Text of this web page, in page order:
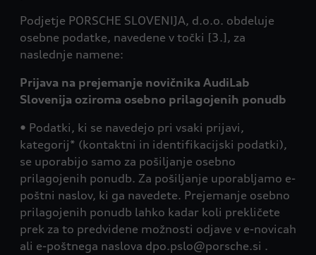
Podjetje PORSCHE SLOVENIJA, d.o.o. obdeluje
osebne podatke, navedene v točki [3.], za
naslednje namene:
Prijava na prejemanje novičnika AudiLab
Slovenija oziroma osebno prilagojenih ponudb
• Podatki, ki se navedejo pri vsaki prijavi,
kategorij* (kontaktni in identifikacijski podatki),
se uporabijo samo za pošiljanje osebno
prilagojenih ponudb. Za pošiljanje uporabljamo e-
poštni naslov, ki ga navedete. Prejemanje osebno
prilagojenih ponudb lahko kadar koli prekličete
prek za to predvidene možnosti odjave v e-novicah
ali e-poštnega naslova dpo.pslo@porsche.si .